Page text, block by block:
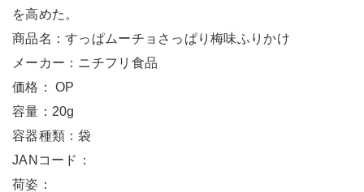
を高めた。
商品名：すっぱムーチョさっぱり梅味ふりかけ
メーカー：ニチフリ食品
価格： OP
容量：20g
容器種類：袋
JANコード：
荷姿：